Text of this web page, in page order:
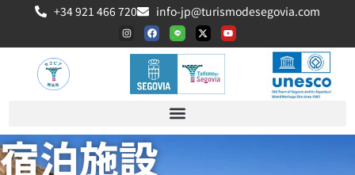
+34 921 466 720 info-jp@turismodesegovia.com
宿泊施設